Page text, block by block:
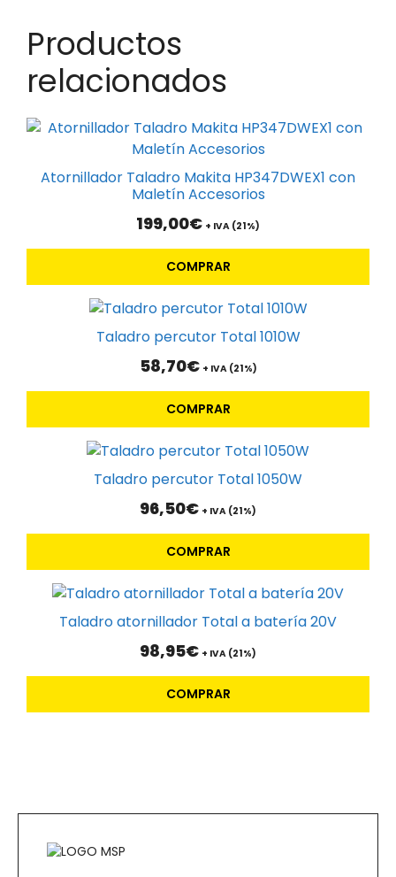
Productos
relacionados
Atornillador Taladro Makita HP347DWEX1 con
Maletín Accesorios
199,00€ + IVA (21%)
COMPRAR
Taladro percutor Total 1010W
58,70€ + IVA (21%)
COMPRAR
Taladro percutor Total 1050W
96,50€ + IVA (21%)
COMPRAR
Taladro atornillador Total a batería 20V
98,95€ + IVA (21%)
COMPRAR